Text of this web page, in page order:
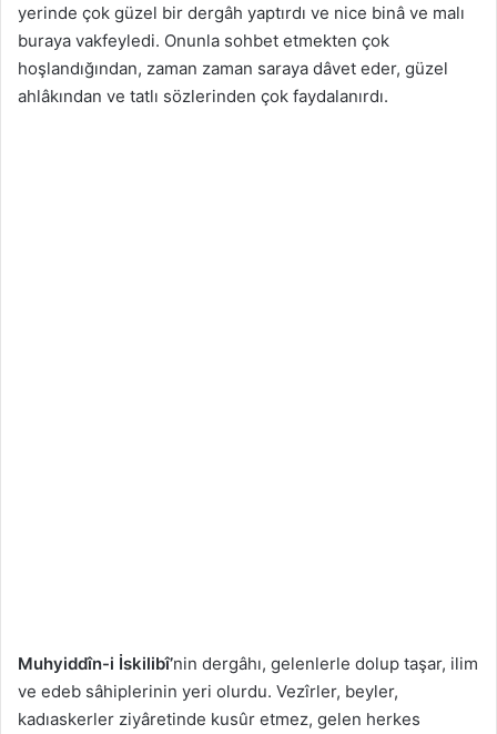
yerinde çok güzel bir dergâh yaptırdı ve nice binâ ve malı
buraya vakfeyledi. Onunla sohbet etmekten çok
hoşlandığından, zaman zaman saraya dâvet eder, güzel
ahlâkından ve tatlı sözlerinden çok faydalanırdı.
Muhyiddîn-i İskilibî’nin dergâhı, gelenlerle dolup taşar, ilim
ve edeb sâhiplerinin yeri olurdu. Vezîrler, beyler,
kadıaskerler ziyâretinde kusûr etmez, gelen herkes